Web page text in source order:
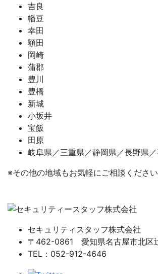
吉良
幡豆
幸田
額田
岡崎
蒲郡
豊川
豊橋
新城
小坂井
宝飯
田原
岐阜県／三重県／静岡県／長野県
※その他の地域もお気軽にご相談ください
セキュリティスタッフ株式会社
〒462-0861 愛知県名古屋市北区
TEL：052-912-4646